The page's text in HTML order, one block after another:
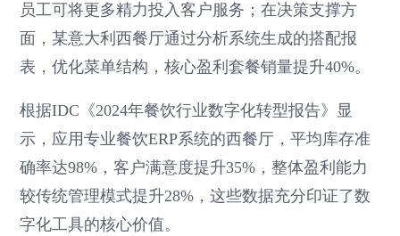
员工可将更多精力投入客户服务；在决策支撑方
面，某意大利西餐厅通过分析系统生成的搭配报
表，优化菜单结构，核心盈利套餐销量提升40%。
根据IDC《2024年餐饮行业数字化转型报告》显
示，应用专业餐饮ERP系统的西餐厅，平均库存准
确率达98%，客户满意度提升35%，整体盈利能力
较传统管理模式提升28%，这些数据充分印证了数
字化工具的核心价值。